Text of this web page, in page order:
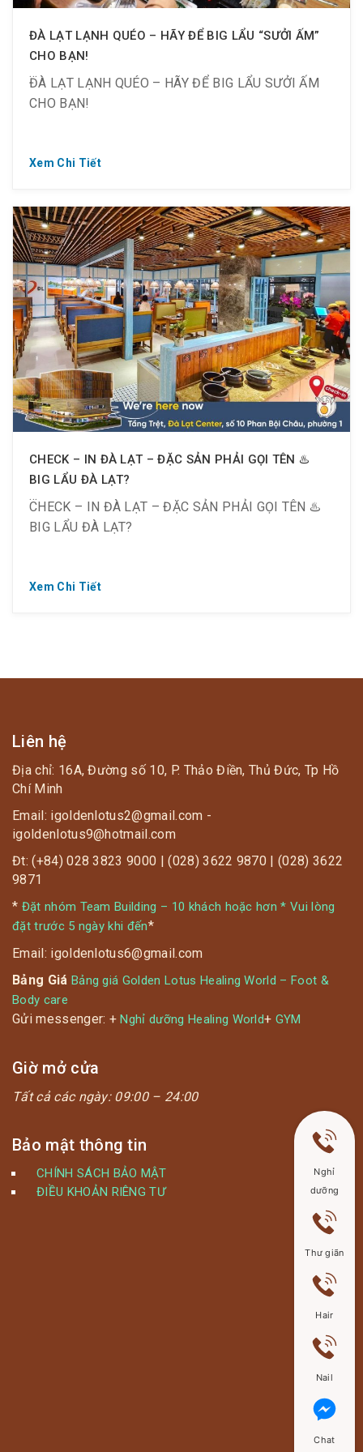
ĐÀ LẠT LẠNH QUÉO – HÃY ĐỂ BIG LẨU “SƯỞI ẤM”
CHO BẠN!
ĐÀ LẠT LẠNH QUÉO – HÃY ĐỂ BIG LẨU SƯỞI ẤM
CHO BẠN!
? Đà Lạt thì khi nào cũng lạnh, nhưng mùa này là
lạnh nhất nhì các bạn ơi! Trời thế này đi ăn lẩu ???
??̂̉? là đúng bài, chuẩn “xì – tai” Hàn chính hiệu.
? Chọn nước lẩu Thái, lẩu Nấm, lẩu Tứ Xuyên, Lẩu
Tobokki gây nghiện, Big Lẩu, Lẩu Atiso (theo mùa)…
chỉ với 39K, sau đó gọi ngay Combo món ăn kèm
“Mùa Xuân” đầy hứng khởi.
♨️ Combo “Mùa Xuân” hải sản bao gồm Tôm ,
Nghêu, Mực + 3 loại Bò Mỹ cao cấp, kèm rau nấm
tươi xanh, bún/ mì… sẽ điểm thêm nhiều lựa chọn,
cho bàn tiệc ngon lành và siêu “sang chảnh” nè.
Xem Chi Tiết
CHECK – IN ĐÀ LẠT – ĐẶC SẢN PHẢI GỌI TÊN ♨️
BIG LẨU ĐÀ LẠT?
CHECK – IN ĐÀ LẠT – ĐẶC SẢN PHẢI GỌI TÊN ♨️
BIG LẨU ĐÀ LẠT?
? Chụp ảnh, check – in tại nhà hàng được tặng 60 gr
phô mai 2 người / phần
Xem Chi Tiết
Liên hệ
Địa chỉ: 16A, Đường số 10, P. Thảo Điền, Thủ Đức, Tp Hồ
Chí Minh
Email: igoldenlotus2@gmail.com -
igoldenlotus9@hotmail.com
Đt: (+84) 028 3823 9000 | (028) 3622 9870 | (028) 3622
9871
* Đặt nhóm Team Building – 10 khách hoặc hơn * Vui lòng
đặt trước 5 ngày khi đến*
Email: igoldenlotus6@gmail.com
Bảng Giá Bảng giá Golden Lotus Healing World – Foot &
Body care
Gửi messenger: +Nghỉ dưỡng Healing World+ GYM
Giờ mở cửa
Tất cả các ngày: 09:00 – 24:00
Bảo mật thông tin
CHÍNH SÁCH BẢO MẬT
ĐIỀU KHOẢN RIÊNG TƯ
Nghỉ
dưỡng
Thư giãn
Hair
Nail
Chat